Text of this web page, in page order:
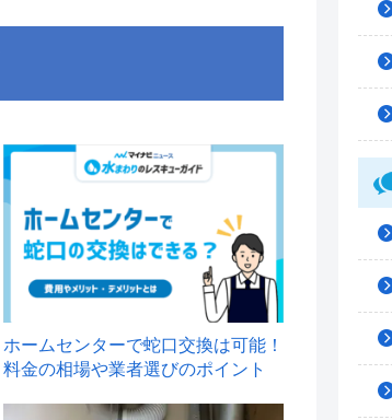
ホームセンターで蛇口交換は可能！
料金の相場や業者選びのポイント